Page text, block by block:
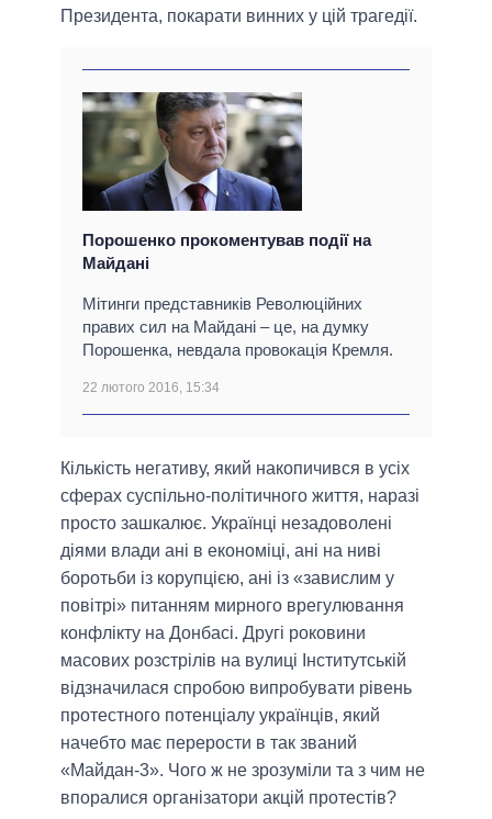
Президента, покарати винних у цій трагедії.
Порошенко прокоментував події на
Майдані
Мітинги представників Революційних
правих сил на Майдані – це, на думку
Порошенка, невдала провокація Кремля.
22 лютого 2016, 15:34
Кількість негативу, який накопичився в усіх
сферах суспільно-політичного життя, наразі
просто зашкалює. Українці незадоволені
діями влади ані в економіці, ані на ниві
боротьби із корупцією, ані із «завислим у
повітрі» питанням мирного врегулювання
конфлікту на Донбасі. Другі роковини
масових розстрілів на вулиці Інститутській
відзначилася спробою випробувати рівень
протестного потенціалу українців, який
начебто має перерости в так званий
«Майдан-3». Чого ж не зрозуміли та з чим не
впоралися організатори акцій протестів?